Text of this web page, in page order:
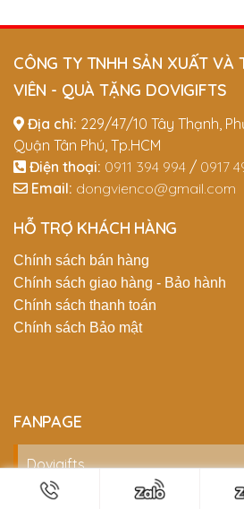
CÔNG TY TNHH SẢN XUẤT VÀ
VIÊN - QUÀ TẶNG DOVIGIFTS
Địa chỉ: 229/47/10 Tây Thạnh,
Quận Tân Phú, Tp.HCM
Điện thoại: 0911 394 994 / 0917
Email: dongvienco@gmail.com
HỖ TRỢ KHÁCH HÀNG
Chính sách bán hàng
Chính sách giao hàng - Bảo hành
Chính sách thanh toán
Chính sách Bảo mật
FANPAGE
Dovigifts